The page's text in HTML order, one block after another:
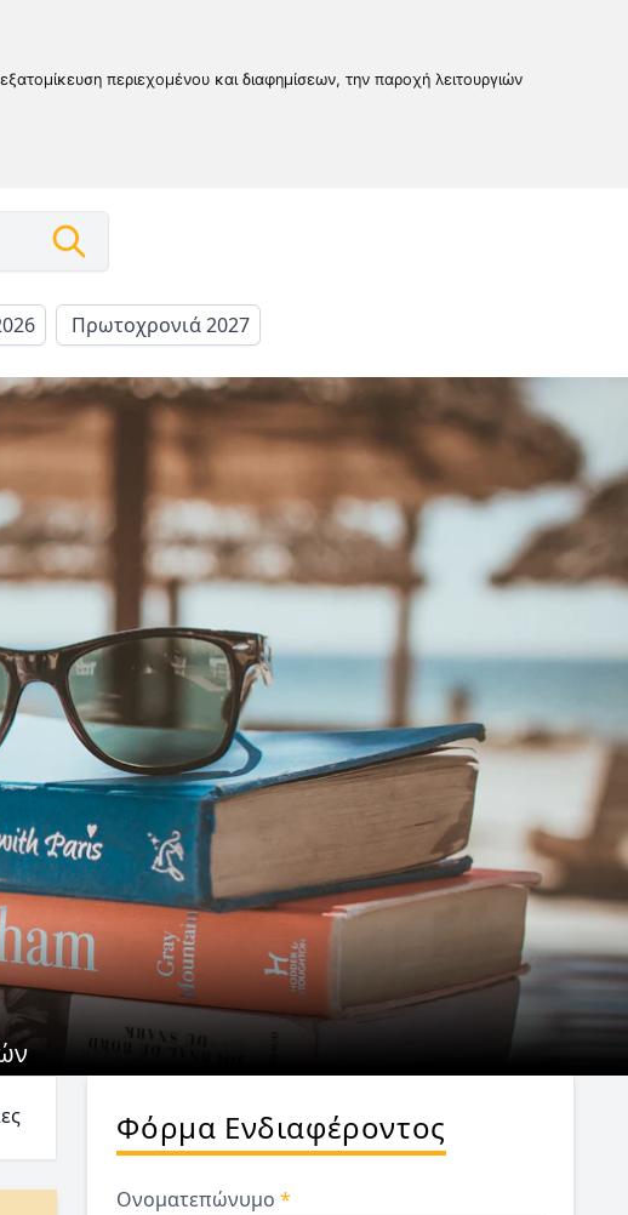
περιεχομένου και διαφημίσεων, την παροχή λειτουργιών
Πρωτοχρονιά 2027
Φόρμα Ενδιαφέροντος
Ονοματεπώνυμο*